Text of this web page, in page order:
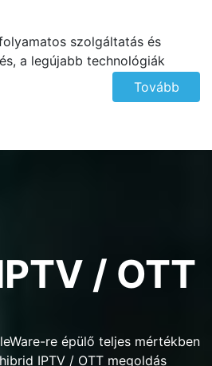
szolgáltatás és
a legújabb technológiák
Tovább
/ OTT
re épülő teljes mértékben
IPTV / OTT megoldás